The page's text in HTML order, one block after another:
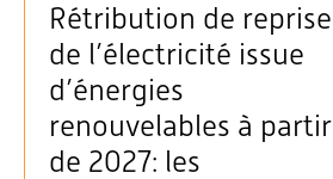
Rétribution de reprise
de l’électricité issue
d’énergies
renouvelables à partir
de 2027: les